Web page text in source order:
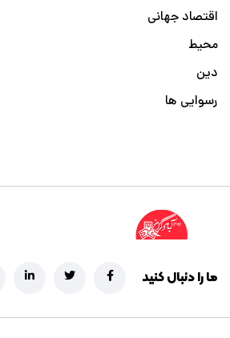
اقتصاد جهانی
محیط
دین
رسوایی ها
ما را دنبال کنید